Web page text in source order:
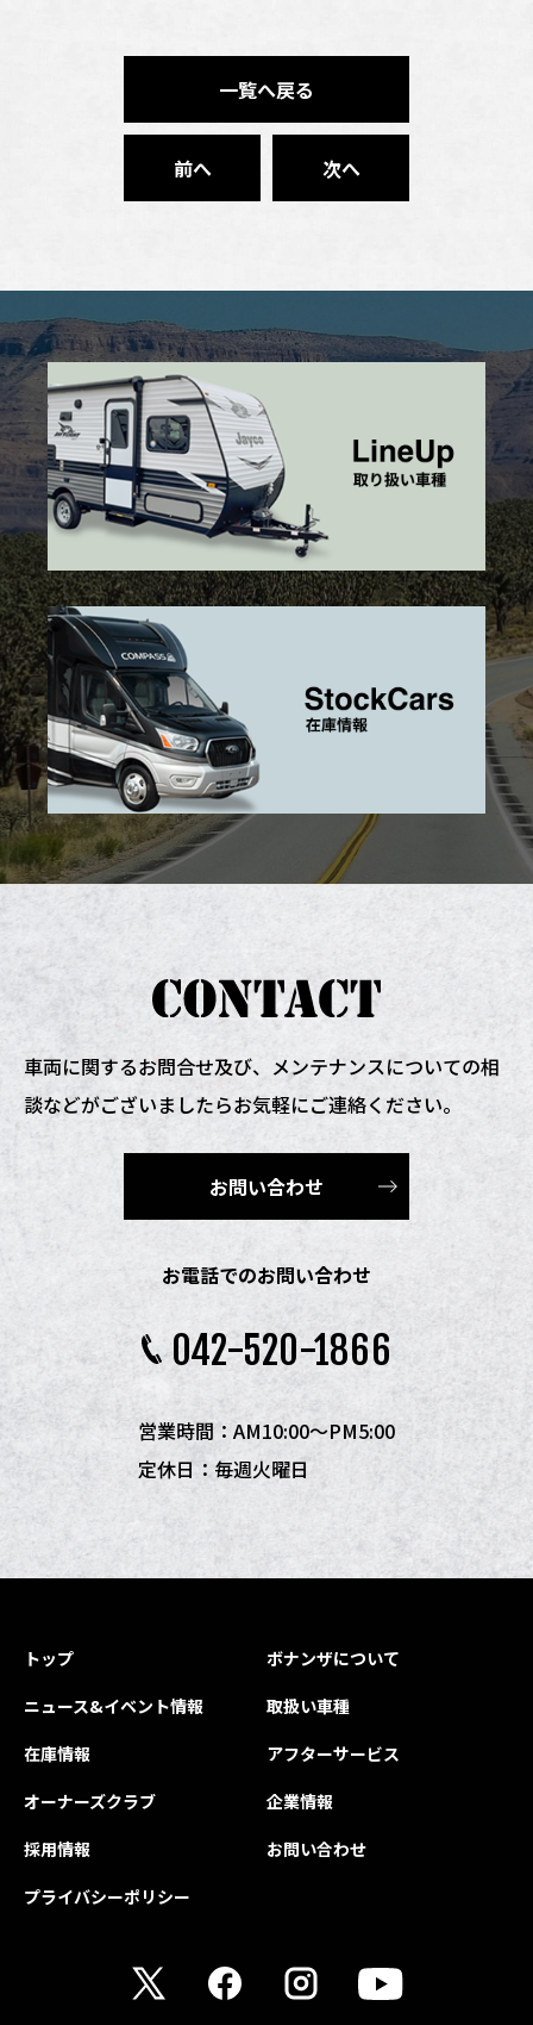
一覧へ戻る
前へ 次へ
車両に関するお問合せ及び、 メンテナンスについての相
談などがございましたらお気軽にご連絡ください。
お問い合わせ
お電話でのお問い合わせ
042-520-1866
営業時間：AM10:00〜PM5:00
定休日：毎週火曜日
トップ
ボナンザについて
ニュース&イベント情報
取扱い車種
在庫情報
アフターサービス
オーナーズクラブ
企業情報
採用情報
お問い合わせ
プライバシーポリシー